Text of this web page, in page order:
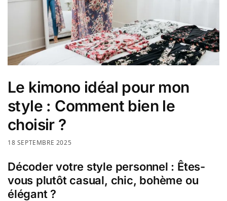
Le kimono idéal pour mon
style : Comment bien le
choisir ?
18 SEPTEMBRE 2025
Décoder votre style personnel : Êtes-
vous plutôt casual, chic, bohème ou
élégant ?